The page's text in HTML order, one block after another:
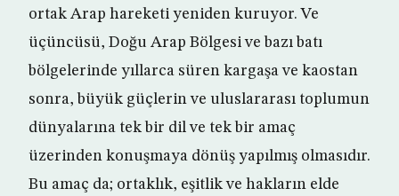
ortak Arap hareketi yeniden kuruyor. Ve
üçüncüsü, Doğu Arap Bölgesi ve bazı batı
bölgelerinde yıllarca süren kargaşa ve kaostan
sonra, büyük güçlerin ve uluslararası toplumun
dünyalarına tek bir dil ve tek bir amaç
üzerinden konuşmaya dönüş yapılmış olmasıdır.
Bu amaç da; ortaklık, eşitlik ve hakların elde